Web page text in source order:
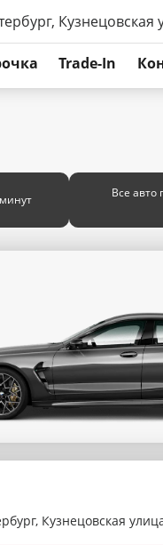
Кузнецовская
Trade-In
Все авто
Кузнецовская